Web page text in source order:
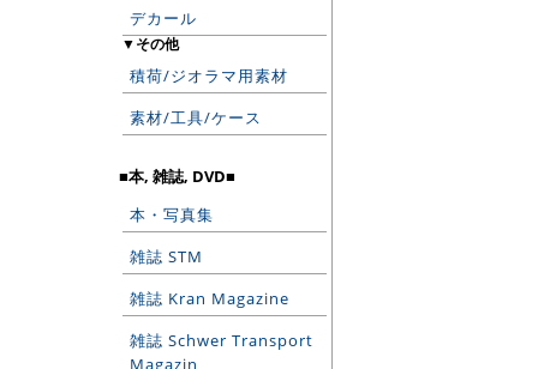
デカール
▼その他
積荷/ジオラマ用素材
素材/工具/ケース
■本, 雑誌, DVD■
本・写真集
雑誌 STM
雑誌 Kran Magazine
雑誌 Schwer Transport
Magazin